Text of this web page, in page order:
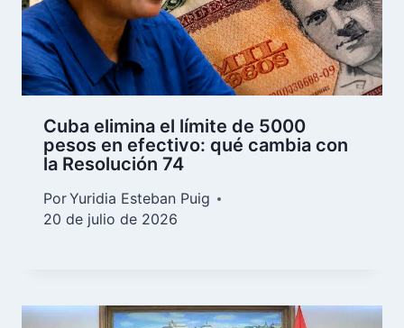
Cuba elimina el límite de 5000
pesos en efectivo: qué cambia con
la Resolución 74
PorYuridia Esteban Puig
20 de julio de 2026